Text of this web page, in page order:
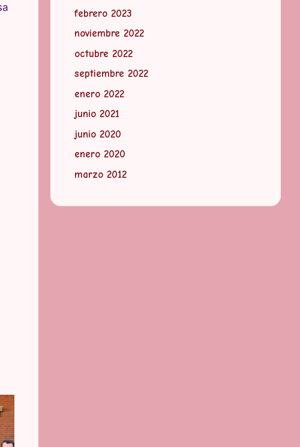
febrero 2023
noviembre 2022
octubre 2022
septiembre 2022
enero 2022
junio 2021
junio 2020
enero 2020
marzo 2012